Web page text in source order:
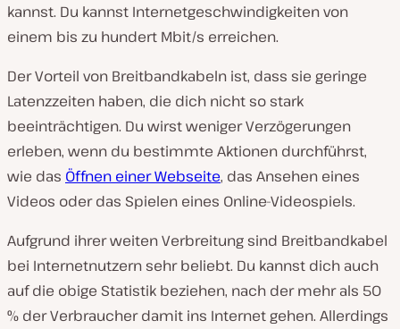
kannst. Du kannst Internetgeschwindigkeiten von
einem bis zu hundert Mbit/s erreichen.
Der Vorteil von Breitbandkabeln ist, dass sie geringe
Latenzzeiten haben, die dich nicht so stark
beeinträchtigen. Du wirst weniger Verzögerungen
erleben, wenn du bestimmte Aktionen durchführst,
wie das Öffnen einer Webseite, das Ansehen eines
Videos oder das Spielen eines Online-Videospiels.
Aufgrund ihrer weiten Verbreitung sind Breitbandkabel
bei Internetnutzern sehr beliebt. Du kannst dich auch
auf die obige Statistik beziehen, nach der mehr als 50
% der Verbraucher damit ins Internet gehen. Allerdings